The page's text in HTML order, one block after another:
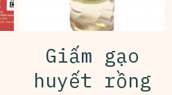
Giấm gạo
huyết rồng